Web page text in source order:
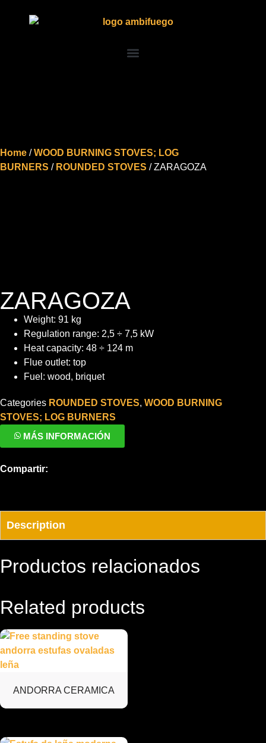
Home /WOOD BURNING STOVES; LOG
BURNERS / ROUNDED STOVES / ZARAGOZA
ZARAGOZA
Weight: 91 kg
Regulation range: 2,5 ÷ 7,5 kW
Heat capacity: 48 ÷ 124 m
Flue outlet: top
Fuel: wood, briquet
Categories ROUNDED STOVES, WOOD BURNING
STOVES; LOG BURNERS
MÁS INFORMACIÓN
Compartir:
Description
Productos relacionados
Related products
ANDORRA CERAMICA